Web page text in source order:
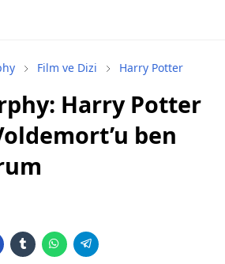
Film ve Dizi Harry Potter
Harry Potter
ben